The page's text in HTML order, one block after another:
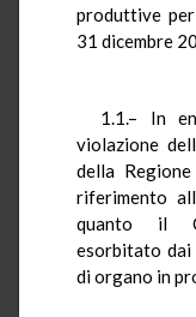
produttive
31 dicembre
1.1.– In
violazione
della
riferimento
quanto il
esorbitato dai
di organo in